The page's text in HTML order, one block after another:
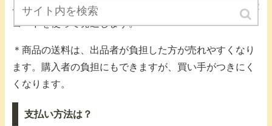
ルカリ便」は、日本郵便と提携しています。どちらもQR
コードを使って発送します。
＊商品の送料は、出品者が負担した方が売れやすくなり
ます。購入者の負担にもできますが、買い手がつきにく
くなります。
支払い方法は？